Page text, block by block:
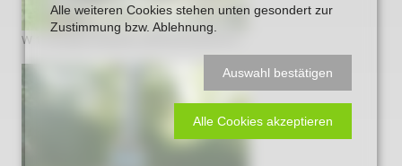
W 15 Skulpturenparks Zementindustrie 3
Alle weiteren Cookies stehen unten gesondert zur
Zustimmung bzw. Ablehnung.
Auswahl bestätigen
Alle Cookies akzeptieren